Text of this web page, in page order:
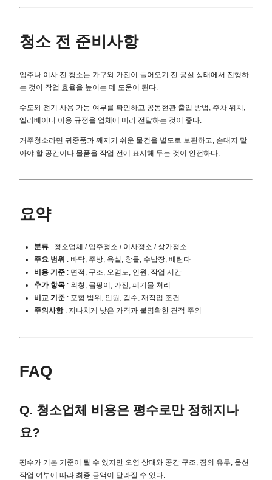
청소 전 준비사항
입주나 이사 전 청소는 가구와 가전이 들어오기 전 공실 상태에서 진행하
는 것이 작업 효율을 높이는 데 도움이 된다.
수도와 전기 사용 가능 여부를 확인하고 공동현관 출입 방법, 주차 위치,
엘리베이터 이용 규정을 업체에 미리 전달하는 것이 좋다.
거주청소라면 귀중품과 깨지기 쉬운 물건을 별도로 보관하고, 손대지 말
아야 할 공간이나 물품을 작업 전에 표시해 두는 것이 안전하다.
요약
분류 : 청소업체 / 입주청소 / 이사청소 / 상가청소
주요 범위 : 바닥, 주방, 욕실, 창틀, 수납장, 베란다
비용 기준 : 면적, 구조, 오염도, 인원, 작업 시간
추가 항목 : 외창, 곰팡이, 가전, 폐기물 처리
비교 기준 : 포함 범위, 인원, 검수, 재작업 조건
주의사항: 지나치게 낮은 가격과 불명확한 견적 주의
FAQ
Q. 청소업체 비용은 평수로만 정해지나
요?
평수가 기본 기준이 될 수 있지만 오염 상태와 공간 구조, 짐의 유무, 옵션
작업 여부에 따라 최종 금액이 달라질 수 있다.